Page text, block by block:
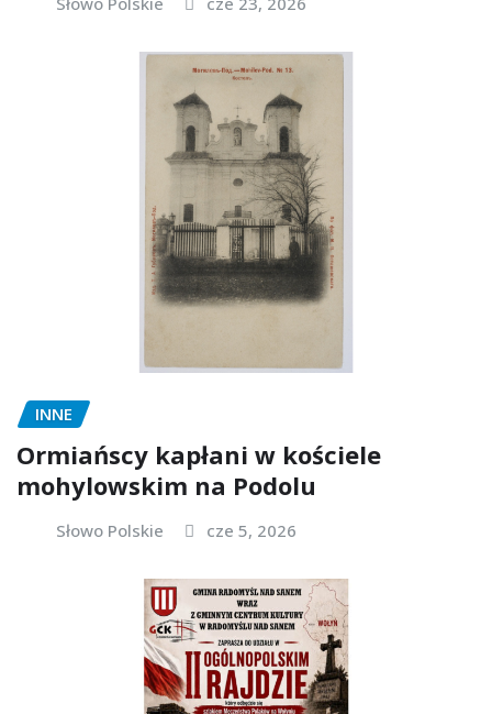
INNE
Ormiańscy kapłani w kościele
mohylowskim na Podolu
Słowo Polskie cze 5, 2026